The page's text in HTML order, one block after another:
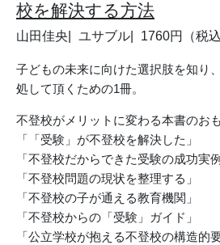
校を解決する方法
山田佳央 ユサブル 1760円（税込
子どもの未来に向けた選択肢を知り
処して頂くための1冊。
不登校がメリットに変わる本書のお
「「受験」が不登校を解決した」
「不登校だからできた受験の成功実例
「不登校問題の現状を整理する」
「不登校の子が通える教育機関」
「不登校からの「受験」ガイド」
「公立学校が抱える不登校の構造的要